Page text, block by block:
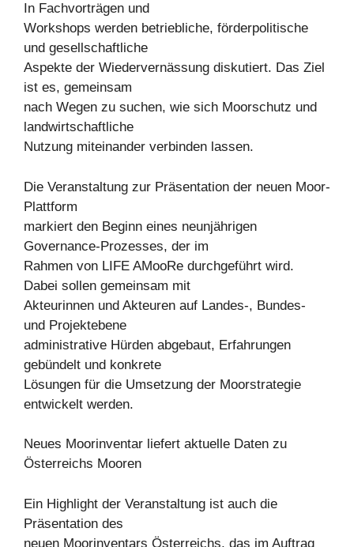
In Fachvorträgen und
Workshops werden betriebliche, förderpolitische
und gesellschaftliche
Aspekte der Wiedervernässung diskutiert. Das Ziel
ist es, gemeinsam
nach Wegen zu suchen, wie sich Moorschutz und
landwirtschaftliche
Nutzung miteinander verbinden lassen.
Die Veranstaltung zur Präsentation der neuen Moor-
Plattform
markiert den Beginn eines neunjährigen
Governance-Prozesses, der im
Rahmen von LIFE AMooRe durchgeführt wird.
Dabei sollen gemeinsam mit
Akteurinnen und Akteuren auf Landes-, Bundes-
und Projektebene
administrative Hürden abgebaut, Erfahrungen
gebündelt und konkrete
Lösungen für die Umsetzung der Moorstrategie
entwickelt werden.
Neues Moorinventar liefert aktuelle Daten zu
Österreichs Mooren
Ein Highlight der Veranstaltung ist auch die
Präsentation des
neuen Moorinventars Österreichs, das im Auftrag